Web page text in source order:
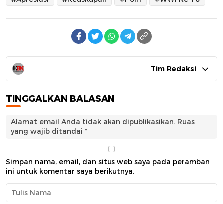
Tim Redaksi
TINGGALKAN BALASAN
Alamat email Anda tidak akan dipublikasikan. Ruas
yang wajib ditandai *
Simpan nama, email, dan situs web saya pada peramban
ini untuk komentar saya berikutnya.